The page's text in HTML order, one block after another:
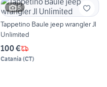
5
Tappetino Baule jeep wrangler Jl
Unlimited
100 €
Catania (CT)